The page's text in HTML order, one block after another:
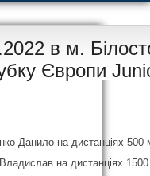
в м.
Європи
Данило на дистанціях 500
на дистанціях